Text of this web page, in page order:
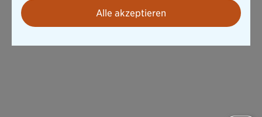
Alle akzeptieren